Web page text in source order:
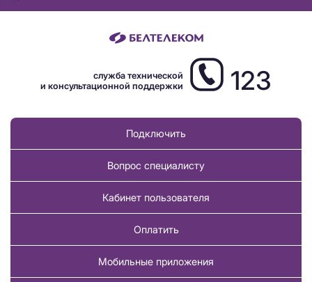
служба технической
и консультационной поддержки
123
Подключить
Вопрос специалисту
Кабинет пользователя
Оплатить
Мобильные приложения